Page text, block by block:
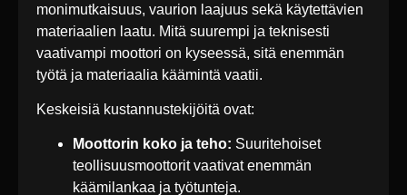
monimutkaisuus, vaurion laajuus sekä käytettävien
materiaalien laatu. Mitä suurempi ja teknisesti
vaativampi moottori on kyseessä, sitä enemmän
työtä ja materiaalia käämintä vaatii.
Keskeisiä kustannustekijöitä ovat:
Moottorin koko ja teho: Suuritehoiset
teollisuusmoottorit vaativat enemmän
käämilankaa ja työtunteja.